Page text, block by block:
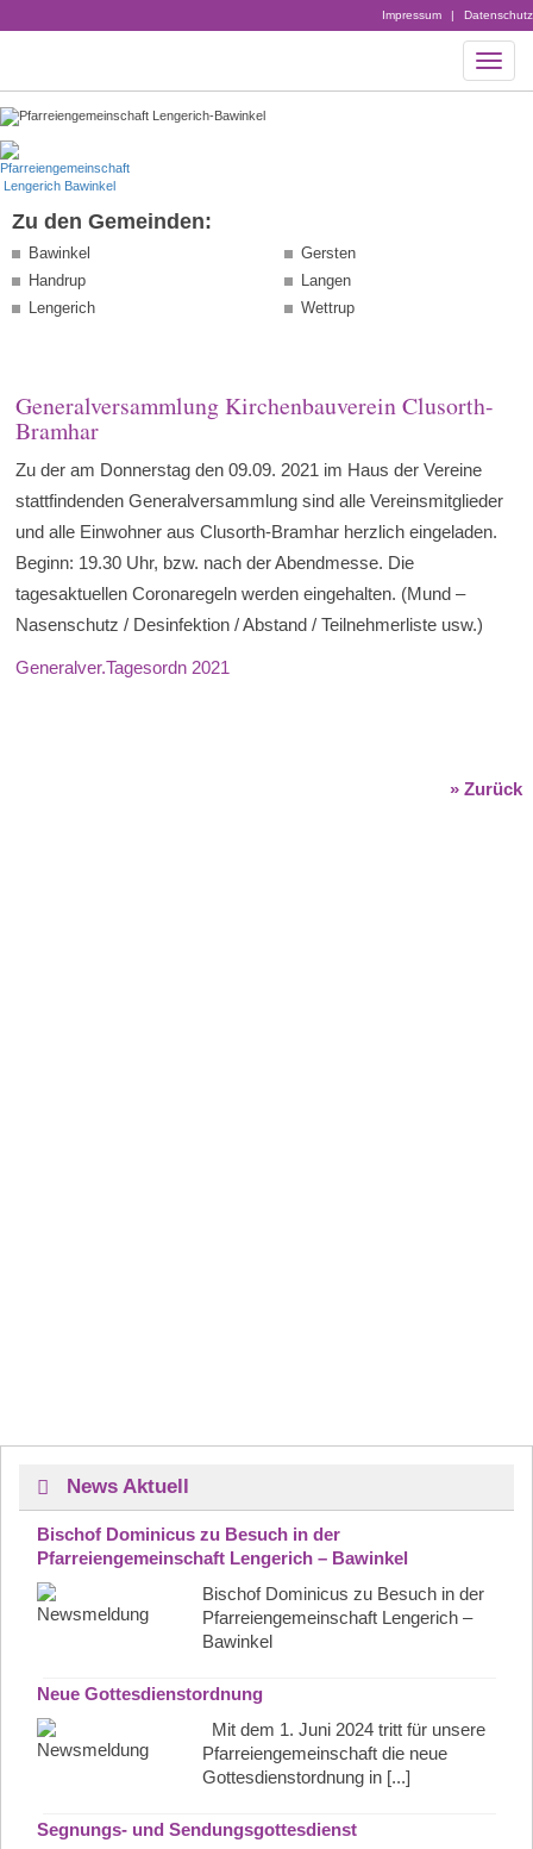
Impressum | Datenschutz
Zu den Gemeinden:
Bawinkel
Gersten
Handrup
Langen
Lengerich
Wettrup
Generalversammlung Kirchenbauverein Clusorth-
Bramhar
Zu der am Donnerstag den 09.09. 2021 im Haus der Vereine
stattfindenden Generalversammlung sind alle Vereinsmitglieder
und alle Einwohner aus Clusorth-Bramhar herzlich eingeladen.
Beginn: 19.30 Uhr, bzw. nach der Abendmesse. Die
tagesaktuellen Coronaregeln werden eingehalten. (Mund –
Nasenschutz / Desinfektion / Abstand / Teilnehmerliste usw.)
Generalver.Tagesordn 2021
» Zurück
News Aktuell
Bischof Dominicus zu Besuch in der
Pfarreiengemeinschaft Lengerich – Bawinkel
Bischof Dominicus zu Besuch in der
Pfarreiengemeinschaft Lengerich –
Bawinkel
Neue Gottesdienstordnung
Mit dem 1. Juni 2024 tritt für unsere
Pfarreiengemeinschaft die neue
Gottesdienstordnung in [...]
Segnungs- und Sendungsgottesdienst